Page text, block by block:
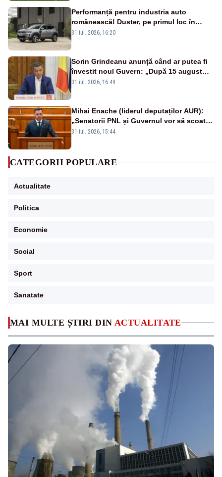
MAI MULTE ȘTIRI DIN ACTUALITATE
Performanță pentru industria auto
românească! Duster, pe primul loc în
topul vânzărilor din Ucraina
31 iul. 2026, 16:20
Sorin Grindeanu anunță când ar putea fi
învestit noul Guvern: „După 15 august
sunt șanse mai mari”
31 iul. 2026, 16:49
Mihai Enache (liderul deputaților AUR):
„Senatorii PNL și Guvernul vor să scoată
la vânzare bunuri publice pentru a stinge
31 iul. 2026, 15:44
CATEGORII POPULARE
Actualitate
Politica
Economie
Social
Sport
Sanatate